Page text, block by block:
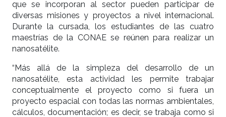
que se incorporan al sector pueden participar de
diversas misiones y proyectos a nivel internacional.
Durante la cursada, los estudiantes de las cuatro
maestrías de la CONAE se reúnen para realizar un
nanosatélite.
“Más allá de la simpleza del desarrollo de un
nanosatélite, esta actividad les permite trabajar
conceptualmente el proyecto como si fuera un
proyecto espacial con todas las normas ambientales,
cálculos, documentación; es decir, se trabaja como si